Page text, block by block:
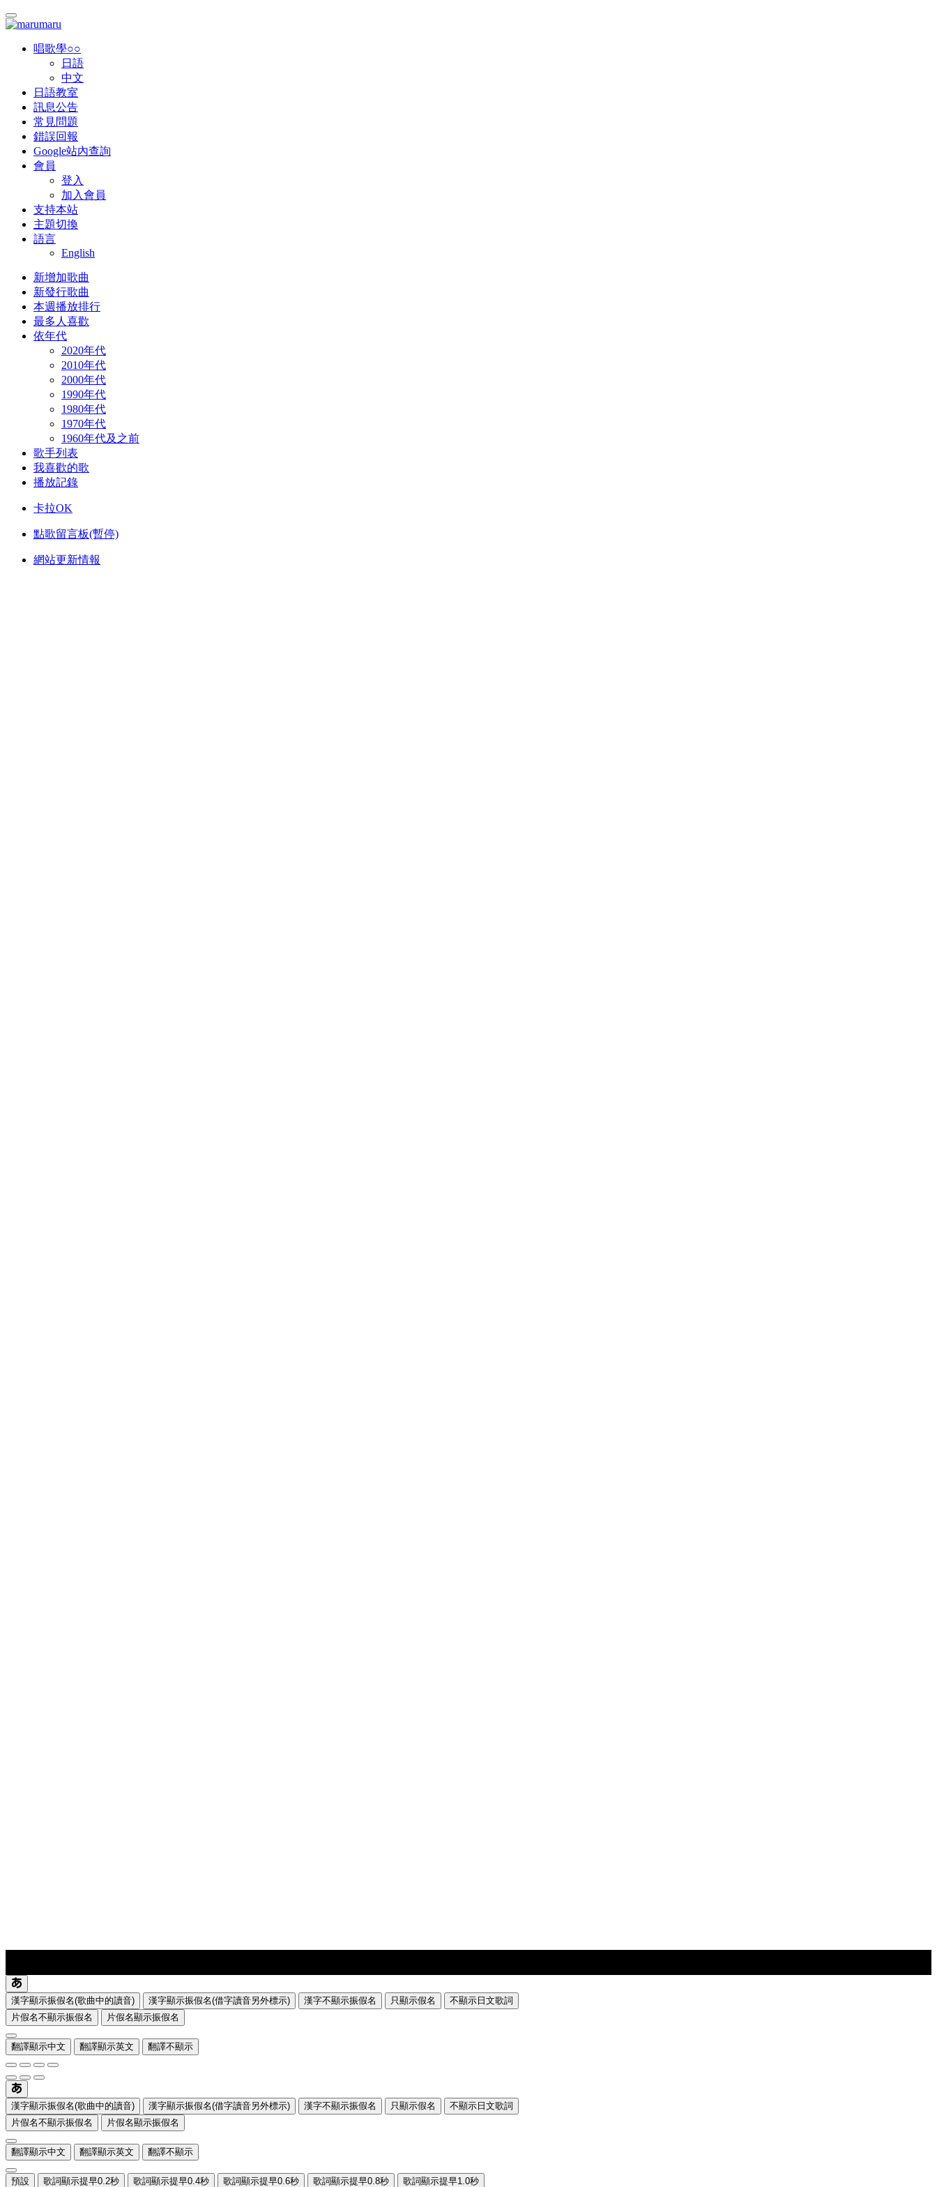
唱歌學○○
日語
中文
日語教室
訊息公告
常見問題
錯誤回報
Google站內查詢
會員
登入
加入會員
支持本站
主題切換
語言
English
新增加歌曲
新發行歌曲
本週播放排行
最多人喜歡
依年代
2020年代
2010年代
2000年代
1990年代
1980年代
1970年代
1960年代及之前
歌手列表
我喜歡的歌
播放記錄
卡拉OK
點歌留言板(暫停)
網站更新情報
漢字顯示振假名(歌曲中的讀音) 漢字顯示振假名(借字讀音另外標示) 漢字不顯示振假名 只顯示假名
不顯示日文歌詞
片假名不顯示振假名
片假名顯示振假名
翻譯顯示中文 翻譯顯示英文 翻譯不顯示
漢字顯示振假名(歌曲中的讀音) 漢字顯示振假名(借字讀音另外標示) 漢字不顯示振假名 只顯示假名
不顯示日文歌詞
片假名不顯示振假名
片假名顯示振假名
翻譯顯示中文 翻譯顯示英文 翻譯不顯示
預設 歌詞顯示提早0.2秒 歌詞顯示提早0.4秒 歌詞顯示提早0.6秒 歌詞顯示提早0.8秒 歌詞顯示提早1.0秒